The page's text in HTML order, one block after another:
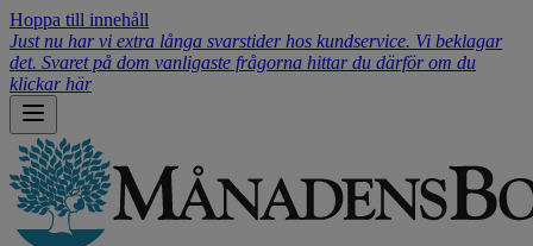
Hoppa till innehåll
Just nu har vi extra långa svarstider hos kundservice. Vi beklagar
det. Svaret på dom vanligaste frågorna hittar du därför om du
klickar här